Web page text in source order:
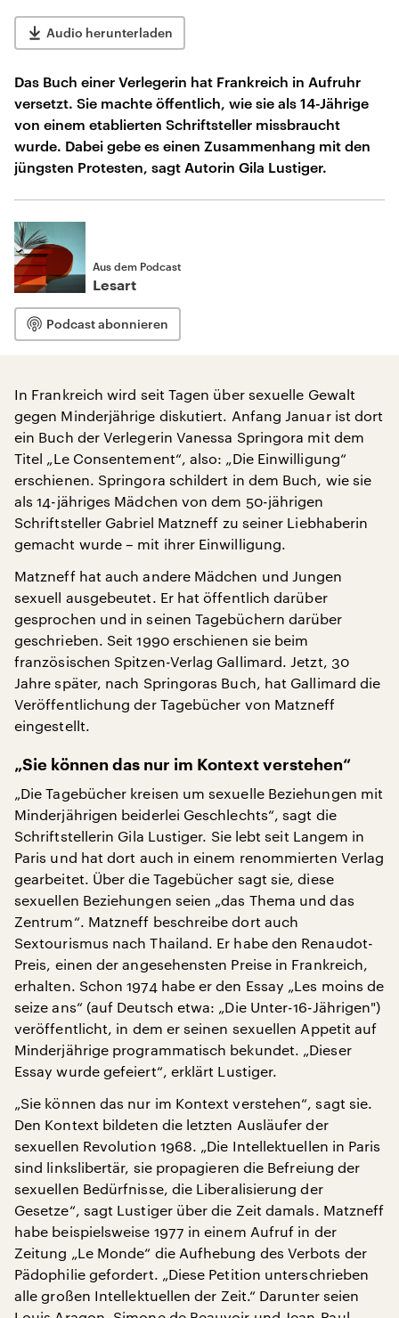
Audio herunterladen
Das Buch einer Verlegerin hat Frankreich in Aufruhr
versetzt. Sie machte öffentlich, wie sie als 14-Jährige
von einem etablierten Schriftsteller missbraucht
wurde. Dabei gebe es einen Zusammenhang mit den
jüngsten Protesten, sagt Autorin Gila Lustiger.
Aus dem Podcast
Lesart
Podcast abonnieren
In Frankreich wird seit Tagen über sexuelle Gewalt
gegen Minderjährige diskutiert. Anfang Januar ist dort
ein Buch der Verlegerin Vanessa Springora mit dem
Titel „Le Consentement“, also: „Die Einwilligung“
erschienen. Springora schildert in dem Buch, wie sie
als 14-jähriges Mädchen von dem 50-jährigen
Schriftsteller Gabriel Matzneff zu seiner Liebhaberin
gemacht wurde – mit ihrer Einwilligung.
Matzneff hat auch andere Mädchen und Jungen
sexuell ausgebeutet. Er hat öffentlich darüber
gesprochen und in seinen Tagebüchern darüber
geschrieben. Seit 1990 erschienen sie beim
französischen Spitzen-Verlag Gallimard. Jetzt, 30
Jahre später, nach Springoras Buch, hat Gallimard die
Veröffentlichung der Tagebücher von Matzneff
eingestellt.
„Sie können das nur im Kontext verstehen“
„Die Tagebücher kreisen um sexuelle Beziehungen mit
Minderjährigen beiderlei Geschlechts“, sagt die
Schriftstellerin Gila Lustiger. Sie lebt seit Langem in
Paris und hat dort auch in einem renommierten Verlag
gearbeitet. Über die Tagebücher sagt sie, diese
sexuellen Beziehungen seien „das Thema und das
Zentrum“. Matzneff beschreibe dort auch
Sextourismus nach Thailand. Er habe den Renaudot-
Preis, einen der angesehensten Preise in Frankreich,
erhalten. Schon 1974 habe er den Essay „Les moins de
seize ans“ (auf Deutsch etwa: „Die Unter-16-Jährigen")
veröffentlicht, in dem er seinen sexuellen Appetit auf
Minderjährige programmatisch bekundet. „Dieser
Essay wurde gefeiert“, erklärt Lustiger.
„Sie können das nur im Kontext verstehen“, sagt sie.
Den Kontext bildeten die letzten Ausläufer der
sexuellen Revolution 1968. „Die Intellektuellen in Paris
sind linkslibertär, sie propagieren die Befreiung der
sexuellen Bedürfnisse, die Liberalisierung der
Gesetze“, sagt Lustiger über die Zeit damals. Matzneff
habe beispielsweise 1977 in einem Aufruf in der
Zeitung „Le Monde“ die Aufhebung des Verbots der
Pädophilie gefordert. „Diese Petition unterschrieben
alle großen Intellektuellen der Zeit.“ Darunter seien